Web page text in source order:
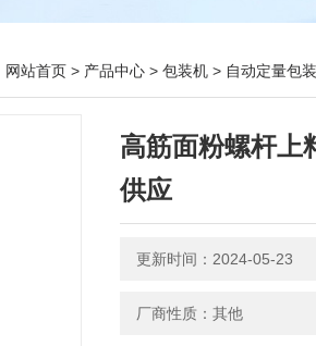
网站首页 > 产品中心 > 包装机 > 自动定量包
高筋面粉螺杆上
供应
更新时间：2024-05-23
厂商性质：其他